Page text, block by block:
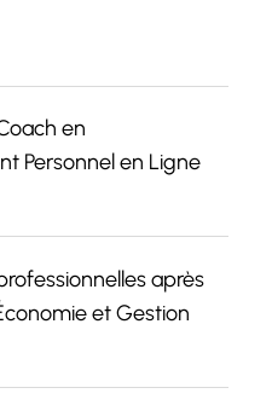
en
Personnel en Ligne
après
et Gestion